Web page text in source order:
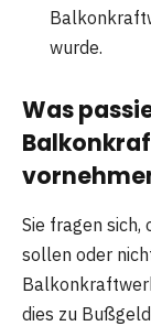
wurde.
Was
Sie fragen
sollen oder
dies zu